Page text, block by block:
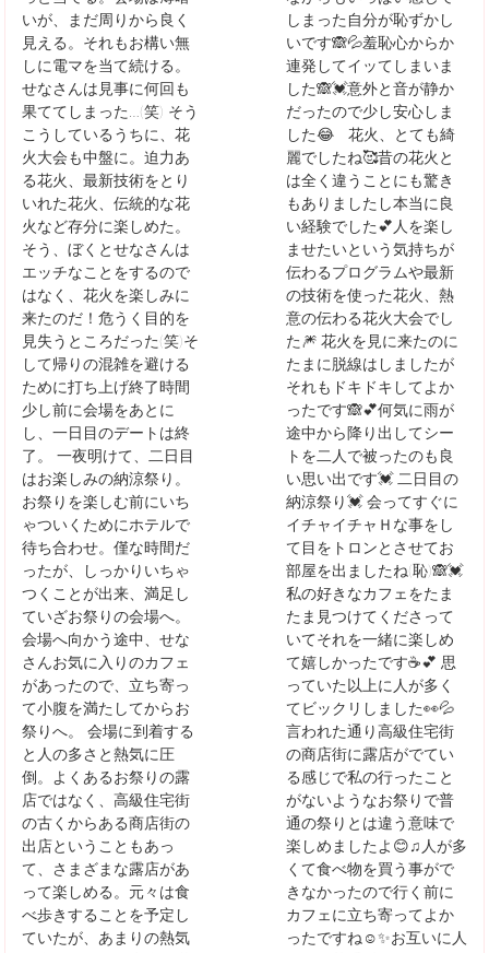
いが、まだ周りから良く
見える。それもお構い無
しに電マを当て続ける。
せなさんは見事に何回も
果ててしまった…(笑) そう
こうしているうちに、花
火大会も中盤に。迫力あ
る花火、最新技術をとり
いれた花火、伝統的な花
火など存分に楽しめた。
そう、ぼくとせなさんは
エッチなことをするので
はなく、花火を楽しみに
来たのだ！危うく目的を
見失うところだった(笑)そ
して帰りの混雑を避ける
ために打ち上げ終了時間
少し前に会場をあとに
し、一日目のデートは終
了。 一夜明けて、二日目
はお楽しみの納涼祭り。
お祭りを楽しむ前にいち
ゃついくためにホテルで
待ち合わせ。僅な時間だ
ったが、しっかりいちゃ
つくことが出来、満足し
ていざお祭りの会場へ。
会場へ向かう途中、せな
さんお気に入りのカフェ
があったので、立ち寄っ
て小腹を満たしてからお
祭りへ。 会場に到着する
と人の多さと熱気に圧
倒。よくあるお祭りの露
店ではなく、高級住宅街
の古くからある商店街の
出店ということもあっ
て、さまざまな露店があ
って楽しめる。元々は食
べ歩きすることを予定し
ていたが、あまりの熱気
しまった自分が恥ずかし
いです🙈💦羞恥心からか
連発してイッてしまいま
した🙈💓意外と音が静か
だったので少し安心しま
した😂 花火、とても綺
麗でしたね🥰昔の花火と
は全く違うことにも驚き
もありましたし本当に良
い経験でした💕人を楽し
ませたいという気持ちが
伝わるプログラムや最新
の技術を使った花火、熱
意の伝わる花火大会でし
た🎆 花火を見に来たのに
たまに脱線はしましたが
それもドキドキしてよか
ったです🙈💕何気に雨が
途中から降り出してシー
トを二人で被ったのも良
い思い出です💓 二日目の
納涼祭り💓 会ってすぐに
イチャイチャＨな事をし
て目をトロンとさせてお
部屋を出ましたね(恥)🙈💓
私の好きなカフェをたま
たま見つけてくださって
いてそれを一緒に楽しめ
て嬉しかったです☕💕 思
っていた以上に人が多く
てビックリしました👀💦
言われた通り高級住宅街
の商店街に露店がでてい
る感じで私の行ったこと
がないようなお祭りで普
通の祭りとは違う意味で
楽しめましたよ😊♫人が多
くて食べ物を買う事がで
きなかったので行く前に
カフェに立ち寄ってよか
ったですね☺️✨お互いに人